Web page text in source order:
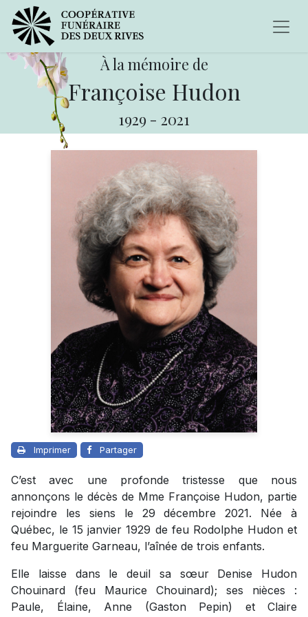
À la mémoire de
Françoise Hudon
1929 - 2021
Imprimer Partager
C’est avec une profonde tristesse que nous
annonçons le décès de Mme Françoise Hudon, partie
rejoindre les siens le 29 décembre 2021. Née à
Québec, le 15 janvier 1929 de feu Rodolphe Hudon et
feu Marguerite Garneau, l’aînée de trois enfants.
Elle laisse dans le deuil sa sœur Denise Hudon
Chouinard (feu Maurice Chouinard); ses nièces :
Paule, Élaine, Anne (Gaston Pepin) et Claire